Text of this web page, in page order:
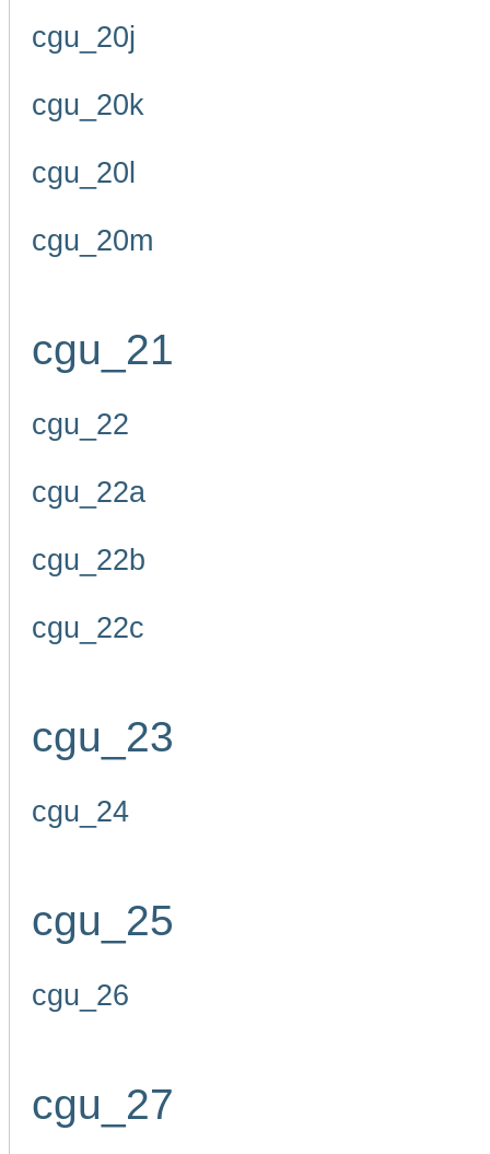
cgu_20j
cgu_20k
cgu_20l
cgu_20m
cgu_21
cgu_22
cgu_22a
cgu_22b
cgu_22c
cgu_23
cgu_24
cgu_25
cgu_26
cgu_27